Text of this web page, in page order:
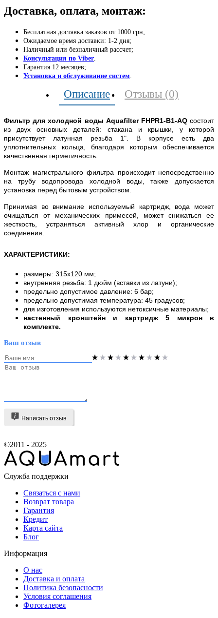
Доставка, оплата, монтаж:
Бесплатная доставка заказов от 1000 грн;
Ожидаемое время доставки: 1-2 дня;
Наличный или безналичный рассчет;
Консультация по Viber
Гарантия 12 месяцев;
Установка и обслуживание систем
Описание Отзывы (0)
Фильтр для холодной воды Aquafilter FHPR1-B1-AQсостоит
из двух основных деталей: стакана и крышки, у которой
присутствует латунная резьба 1". В корпусе есть два
уплотнительных кольца, благодаря которым обеспечивается
качественная герметичность.
Монтаж магистрального фильтра происходит непосредственно
на трубу водопровода холодной воды, также допускается
установка перед бытовым устройством.
Принимая во внимание используемый картридж, вода может
очищаться от механических примесей, может снижаться ее
жесткость, устраняться активный хлор и органические
соединения.
ХАРАКТЕРИСТИКИ:
размеры: 315х120 мм;
внутренняя резьба: 1 дюйм (вставки из латуни);
предельно допустимое давление: 6 бар;
предельно допустимая температура: 45 градусов;
для изготовления используются нетоксичные материалы;
настенный кронштейн и картридж 5 микрон в
комплекте.
Ваш отзыв
Написать отзыв
©2011 - 2025
Служба поддержки
Связаться с нами
Возврат товара
Гарантия
Кредит
Карта сайта
Блог
Информация
О нас
Доставка и оплата
Политика безопасности
Условия соглашения
Фотогалерея